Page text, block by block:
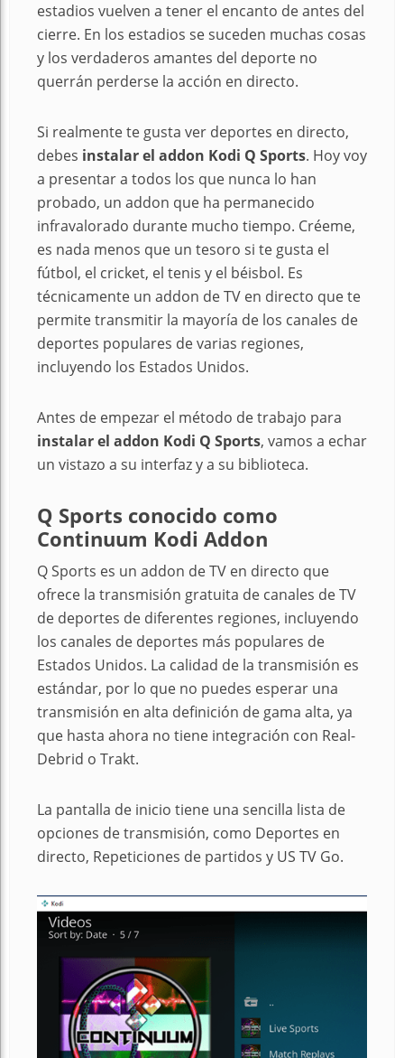
estadios vuelven a tener el encanto de antes del
cierre. En los estadios se suceden muchas cosas
y los verdaderos amantes del deporte no
querrán perderse la acción en directo.
Si realmente te gusta ver deportes en directo,
debes instalar el addon Kodi Q Sports. Hoy voy
a presentar a todos los que nunca lo han
probado, un addon que ha permanecido
infravalorado durante mucho tiempo. Créeme,
es nada menos que un tesoro si te gusta el
fútbol, el cricket, el tenis y el béisbol. Es
técnicamente un addon de TV en directo que te
permite transmitir la mayoría de los canales de
deportes populares de varias regiones,
incluyendo los Estados Unidos.
Antes de empezar el método de trabajo para
instalar el addon Kodi Q Sports, vamos a echar
un vistazo a su interfaz y a su biblioteca.
Q Sports conocido como
Continuum Kodi Addon
Q Sports es un addon de TV en directo que
ofrece la transmisión gratuita de canales de TV
de deportes de diferentes regiones, incluyendo
los canales de deportes más populares de
Estados Unidos. La calidad de la transmisión es
estándar, por lo que no puedes esperar una
transmisión en alta definición de gama alta, ya
que hasta ahora no tiene integración con Real-
Debrid o Trakt.
La pantalla de inicio tiene una sencilla lista de
opciones de transmisión, como Deportes en
directo, Repeticiones de partidos y US TV Go.